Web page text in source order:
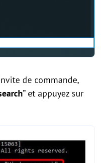
de commande,
” et appuyez sur